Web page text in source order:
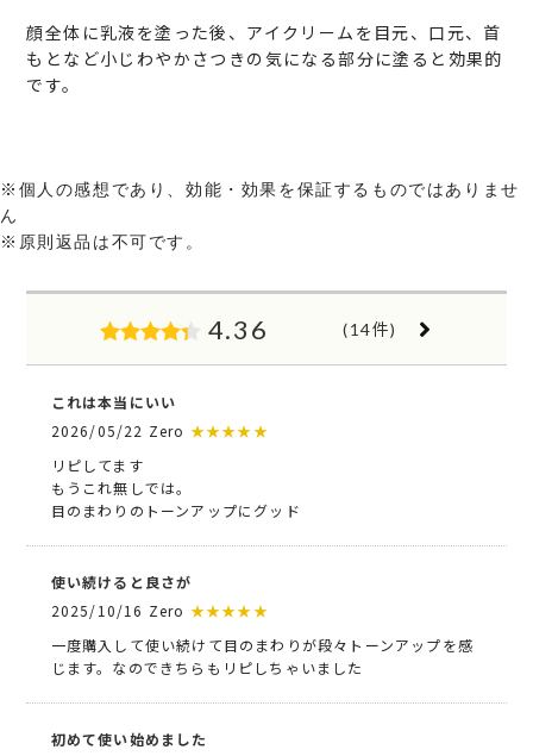
顔全体に乳液を塗った後、アイクリームを目元、口元、首
もとなど小じわやかさつきの気になる部分に塗ると効果的
です。
※個人の感想であり、効能・効果を保証するものではありませ
ん
※原則返品は不可です。
4.36 (14件)
これは本当にいい
2026/05/22 Zero ★★★★★
リピしてます
もうこれ無しでは。
目のまわりのトーンアップにグッド
使い続けると良さが
2025/10/16 Zero ★★★★★
一度購入して使い続けて目のまわりが段々トーンアップを感
じます。なのできちらもリピしちゃいました
初めて使い始めました